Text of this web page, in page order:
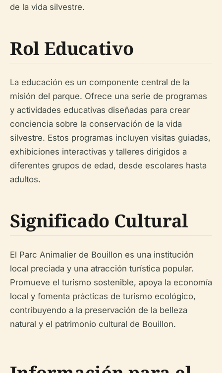
de la vida silvestre.
Rol Educativo
La educación es un componente central de la
misión del parque. Ofrece una serie de programas
y actividades educativas diseñadas para crear
conciencia sobre la conservación de la vida
silvestre. Estos programas incluyen visitas guiadas,
exhibiciones interactivas y talleres dirigidos a
diferentes grupos de edad, desde escolares hasta
adultos.
Significado Cultural
El Parc Animalier de Bouillon es una institución
local preciada y una atracción turística popular.
Promueve el turismo sostenible, apoya la economía
local y fomenta prácticas de turismo ecológico,
contribuyendo a la preservación de la belleza
natural y el patrimonio cultural de Bouillon.